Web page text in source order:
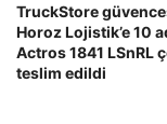
TruckStore
Horoz Lojistik’e 10
Actros 1841 LSnRL
teslim edildi